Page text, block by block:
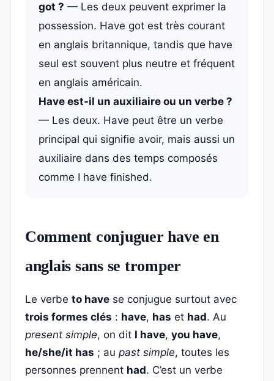
got ? — Les deux peuvent exprimer la
possession. Have got est très courant
en anglais britannique, tandis que have
seul est souvent plus neutre et fréquent
en anglais américain.
Have est-il un auxiliaire ou un verbe ?
— Les deux. Have peut être un verbe
principal qui signifie avoir, mais aussi un
auxiliaire dans des temps composés
comme I have finished.
Comment conjuguer have en
anglais sans se tromper
Le verbe to have se conjugue surtout avec
trois formes clés : have, has et had. Au
present simple, on dit I have, you have,
he/she/it has ; au past simple, toutes les
personnes prennent had. C’est un verbe